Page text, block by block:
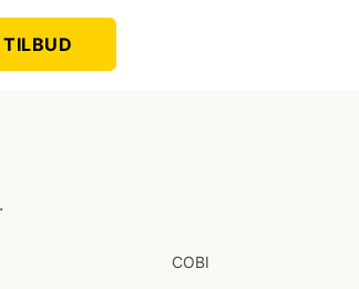
TILBUD
COBI